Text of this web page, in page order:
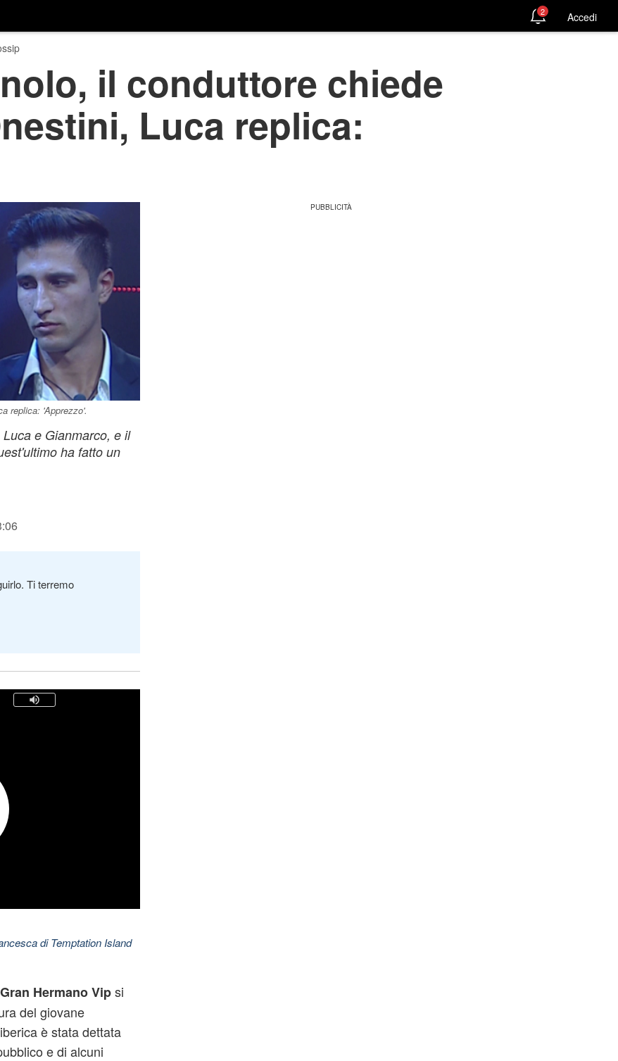
2 Accedi
il conduttore chiede
Luca replica:
replica: 'Apprezzo'.
e Gianmarco, e il
ha fatto un
Ti terremo
di Temptation Island
Gran Hermano Vipsi
del giovane
è stata dettata
e di alcuni